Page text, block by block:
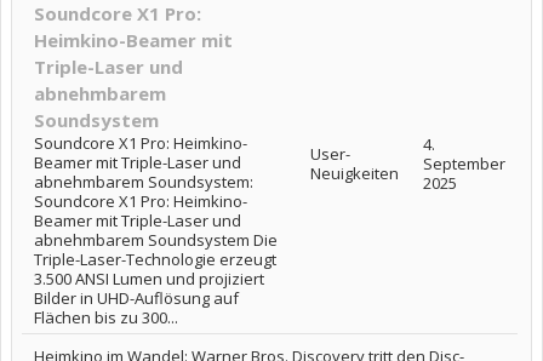
Soundcore X1 Pro:
Heimkino-Beamer mit
Triple-Laser und
abnehmbarem
Soundsystem
Soundcore X1 Pro: Heimkino-
Beamer mit Triple-Laser und
abnehmbarem Soundsystem:
Soundcore X1 Pro: Heimkino-
Beamer mit Triple-Laser und
abnehmbarem Soundsystem Die
Triple-Laser-Technologie erzeugt
3.500 ANSI Lumen und projiziert
Bilder in UHD-Auflösung auf
Flächen bis zu 300...
User-
Neuigkeiten
4.
September
2025
Heimkino im Wandel: Warner Bros. Discovery tritt den Disc-